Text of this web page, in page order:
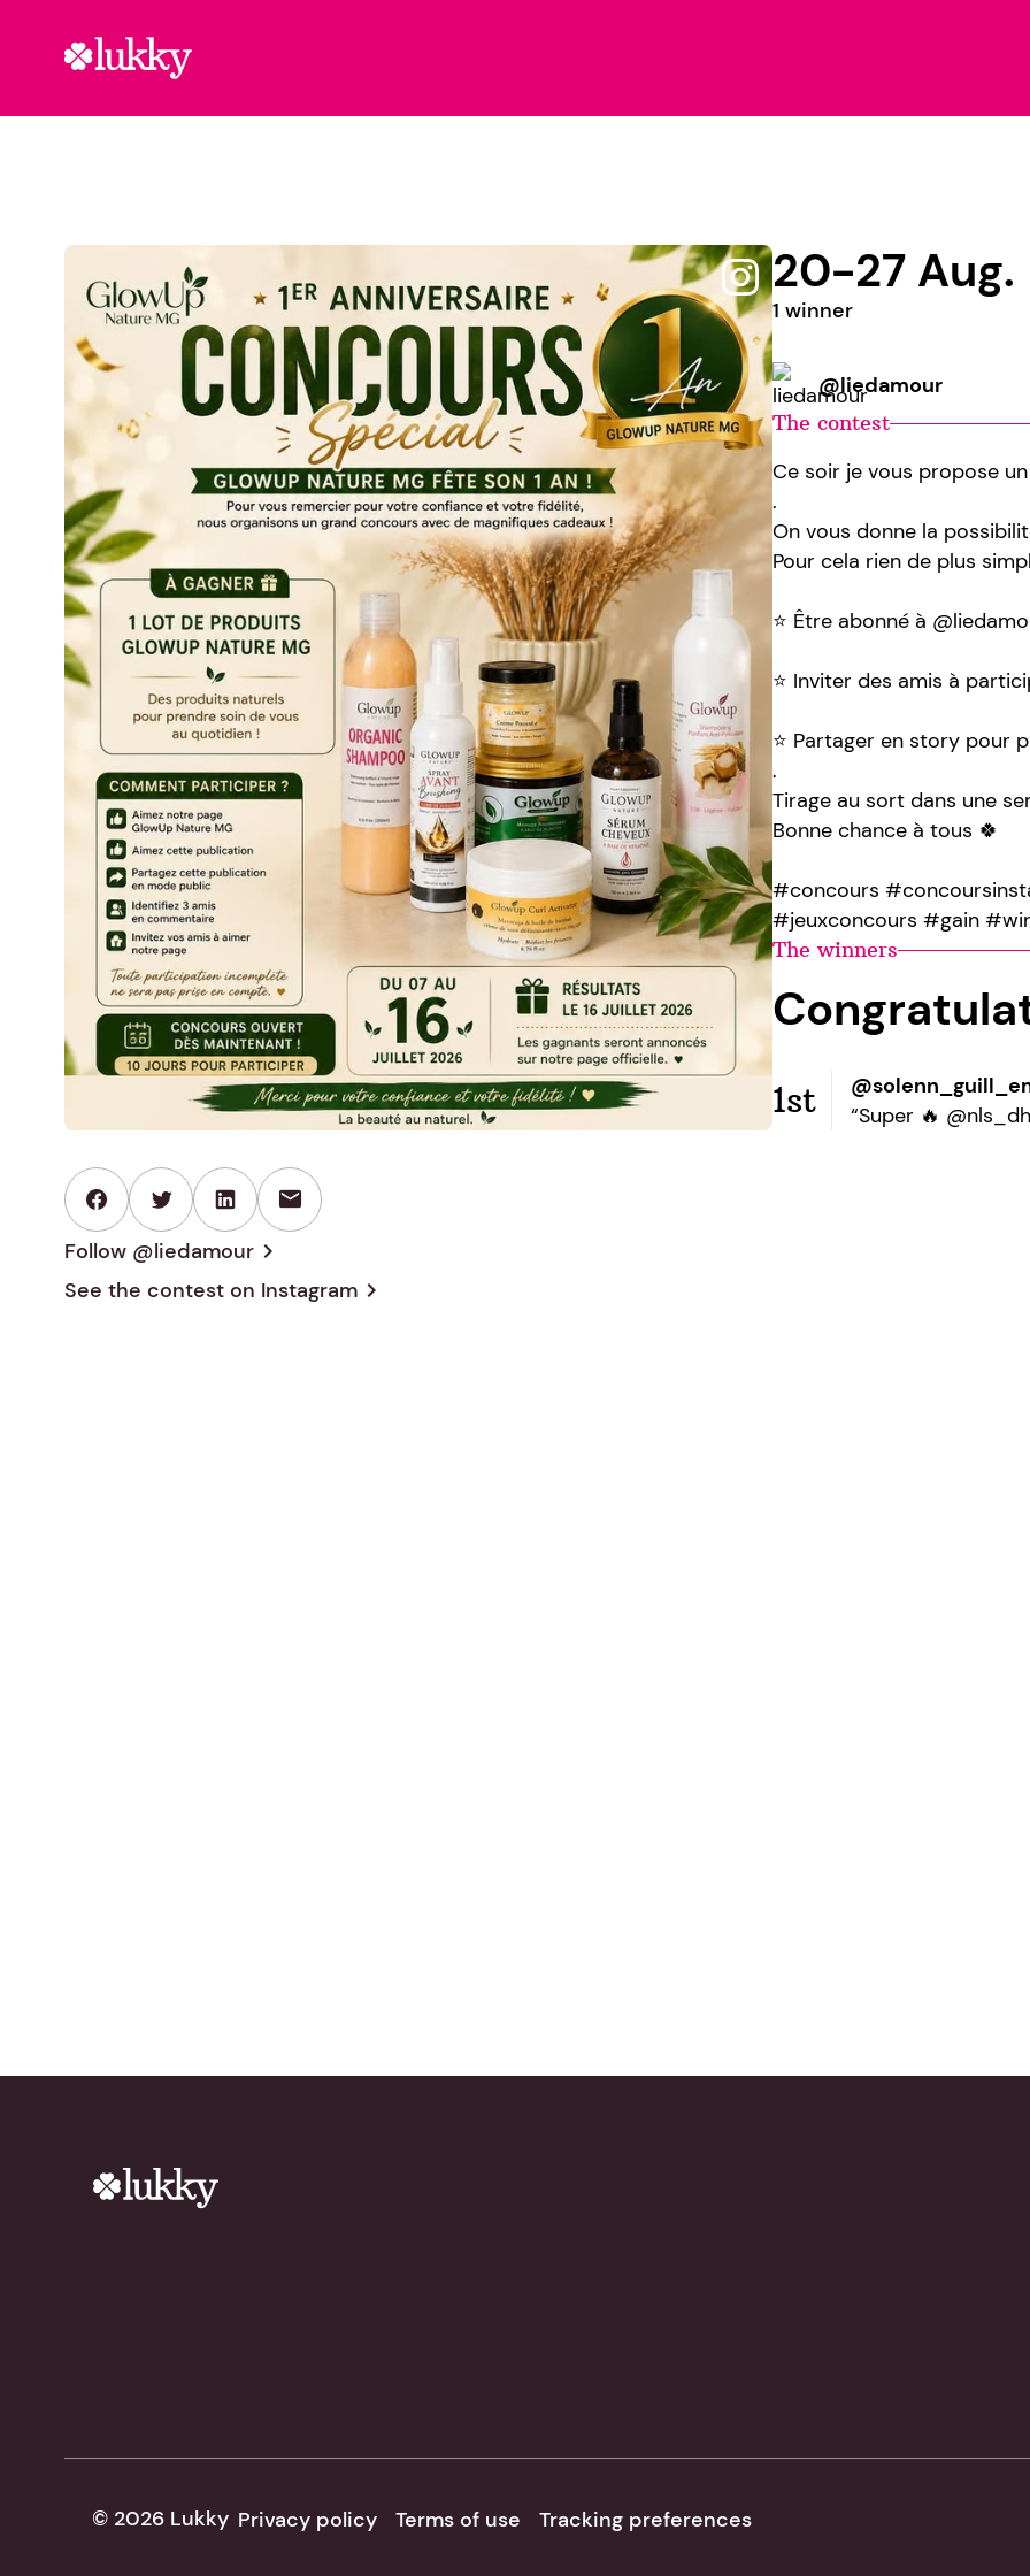
mail
Follow @liedamour chevron_right
See the contest on Instagram chevron_right
20-27 Aug.
1 winner
@liedamour
The contest
Ce soir je vous propose
.
On vous donne la
Pour cela rien de plus
⭐️ Être abonné à
⭐️ Inviter des amis à
⭐️ Partager en story pour
.
Tirage au sort dans une
Bonne chance à tous 🍀
#concours
#jeuxconcours #gain
The winners
1st
“Super 🔥
Privacy policy Terms of use Tracking preferences
© 2026 Lukky